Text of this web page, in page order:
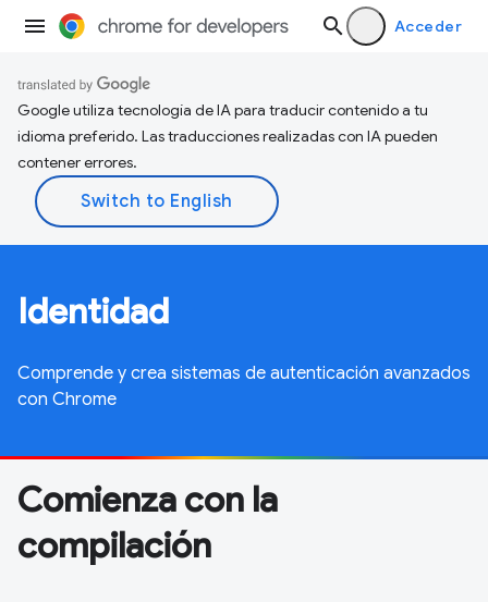
Acceder
Google utiliza tecnología de IA para traducir contenido a tu
idioma preferido. Las traducciones realizadas con IA pueden
contener errores.
Identidad
Comprende y crea sistemas de autenticación avanzados
con Chrome
Comienza con la
compilación